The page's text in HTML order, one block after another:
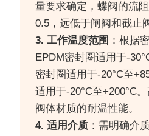
量要求确定，蝶阀的流
0.5，远低于闸阀和截止
3. 工作温度范围 ：根据
EPDM密封圈适用于-
密封圈适用于-20°C至
适用于-20°C至+200°C
阀体材质的耐温性能。
4. 适用介质 ：需明确介